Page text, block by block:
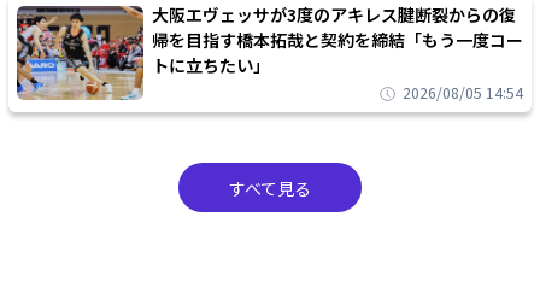
大阪エヴェッサが3度のアキレス腱断裂からの復
帰を目指す橋本拓哉と契約を締結「もう一度コー
トに立ちたい」
2026/08/05 14:54
すべて見る